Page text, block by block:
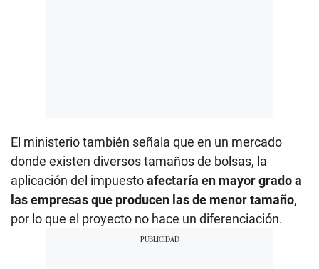
El ministerio también señala que en un mercado
donde existen diversos tamaños de bolsas, la
aplicación del impuestoafectaría en mayor grado a
las empresas que producen las de menor tamaño,
por lo que el proyecto no hace un diferenciación.